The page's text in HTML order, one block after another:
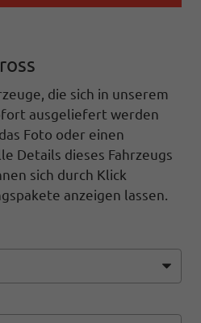
die sich in unserem
ausgeliefert werden
Foto oder einen
Details dieses Fahrzeugs
sich durch Klick
anzeigen lassen.